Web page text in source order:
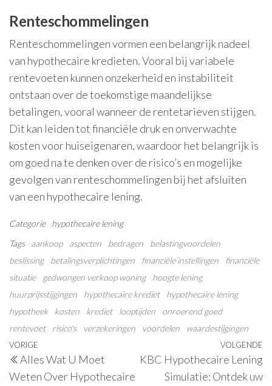
Renteschommelingen
Renteschommelingen vormen een belangrijk nadeel
van hypothecaire kredieten. Vooral bij variabele
rentevoeten kunnen onzekerheid en instabiliteit
ontstaan over de toekomstige maandelijkse
betalingen, vooral wanneer de rentetarieven stijgen.
Dit kan leiden tot financiële druk en onverwachte
kosten voor huiseigenaren, waardoor het belangrijk is
om goed na te denken over de risico’s en mogelijke
gevolgen van renteschommelingen bij het afsluiten
van een hypothecaire lening.
Categorie
hypothecaire lening
Tags
aankoop aspecten bedragen
belastingvoordelen
beslissing
betalingsverplichtingen financiële instellingen
financiële
situatie
gedwongen verkoop woning
hoogte lening
huurprijsstijgingen
hypothecaire krediet
hypothecaire lening
hypotheek
kosten krediet looptijden
onroerend goed
rentevoet
risico's verzekeringen voordelen waardestijgingen
Berichtnavigatie
Vorig
bericht
VORIGE
Alles Wat U Moet
Weten Over Hypothecaire
VOLGENDE
KBC Hypothecaire Lening
Simulatie: Ontdek uw